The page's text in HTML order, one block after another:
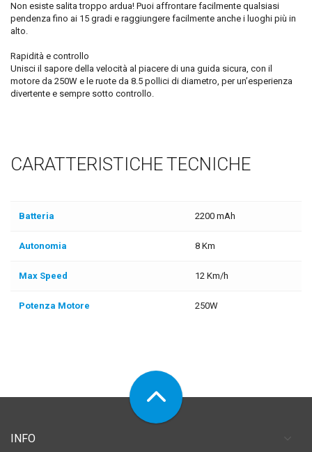
Non esiste salita troppo ardua! Puoi affrontare facilmente qualsiasi
pendenza fino ai 15 gradi e raggiungere facilmente anche i luoghi più in
alto.
Rapidità e controllo
Unisci il sapore della velocità al piacere di una guida sicura, con il
motore da 250W e le ruote da 8.5 pollici di diametro, per un’esperienza
divertente e sempre sotto controllo.
CARATTERISTICHE TECNICHE
Batteria 2200 mAh
Autonomia 8 Km
Max Speed 12 Km/h
Potenza Motore 250W
INFO